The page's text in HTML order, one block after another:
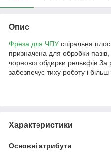
Опис
Фреза для ЧПУ спіральна
призначена для обробки пазів,
чорнової обдирки рельєфів За
забезпечує тиху роботу і більш
Характеристики
Основні атрибути